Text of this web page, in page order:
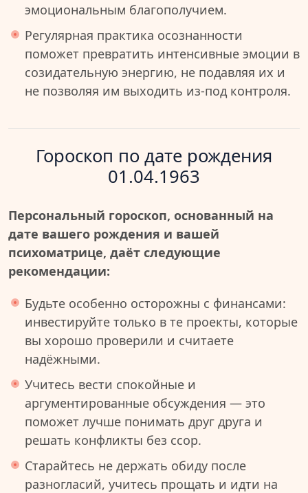
эмоциональным благополучием.
Регулярная практика осознанности
поможет превратить интенсивные эмоции в
созидательную энергию, не подавляя их и
не позволяя им выходить из-под контроля.
Гороскоп по дате рождения
01.04.1963
Персональный гороскоп, основанный на
дате вашего рождения и вашей
психоматрице, даёт следующие
рекомендации:
Будьте особенно осторожны с финансами:
инвестируйте только в те проекты, которые
вы хорошо проверили и считаете
надёжными.
Учитесь вести спокойные и
аргументированные обсуждения — это
поможет лучше понимать друг друга и
решать конфликты без ссор.
Старайтесь не держать обиду после
разногласий, учитесь прощать и идти на